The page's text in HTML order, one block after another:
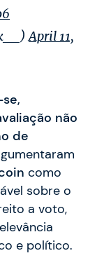
April 11,
não
de
como
sobre o
a voto,
e político.